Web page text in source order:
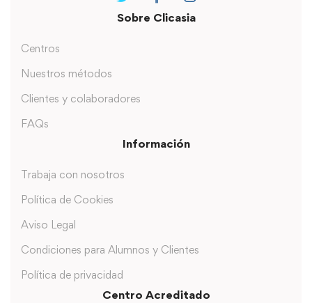
Sobre Clicasia
Centros
Nuestros métodos
Clientes y colaboradores
FAQs
Información
Trabaja con nosotros
Política de Cookies
Aviso Legal
Condiciones para Alumnos y Clientes
Política de privacidad
Centro Acreditado